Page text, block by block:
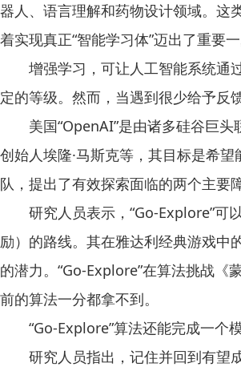
器人、语言理解和药物设计领域。这
着实现真正“智能学习体”迈出了重要一
增强学习，可让人工智能系统通过
定的等级。然而，当遇到很少给予反
美国“OpenAI”是由诸多硅谷巨头
创始人埃隆·马斯克等，其目标是希
队，提出了有效探索面临的两个主要
研究人员表示，“Go-Explore”可以
励）的路线。其在雅达利经典游戏中
的潜力。“Go-Explore”在算法挑战
前的算法一分都拿不到。
“Go-Explore”算法还能完成一个模
研究人员指出，记住并回到有望成